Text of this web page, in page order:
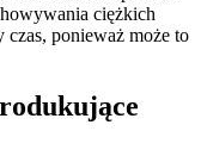
ciężkich
czas, ponieważ może to